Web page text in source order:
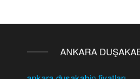
ANKARA